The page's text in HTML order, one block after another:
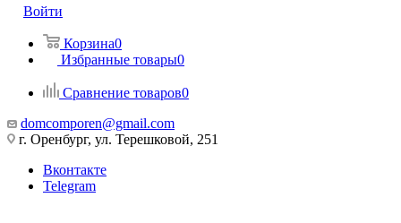
Войти
Корзина0
Избранные товары0
Сравнение товаров0
domcomporen@gmail.com
г. Оренбург, ул. Терешковой, 251
Вконтакте
Telegram